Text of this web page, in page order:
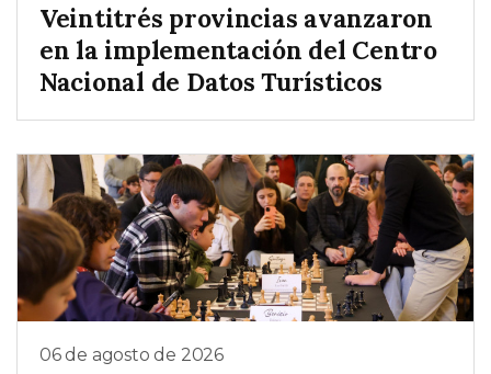
Veintitrés provincias avanzaron
en la implementación del Centro
Nacional de Datos Turísticos
06 de agosto de 2026